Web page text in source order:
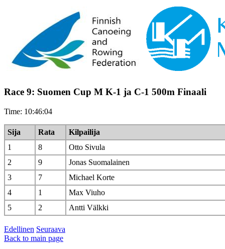
Race 9: Suomen Cup M K-1 ja C-1 500m Finaali
Time: 10:46:04
Sija Rata
Kilpailija
1
8
Otto Sivula
2
9
Jonas Suomalainen
3
7
Michael Korte
4
1
Max Viuho
5
2 Antti Välkki
Edellinen Seuraava
Back to main page